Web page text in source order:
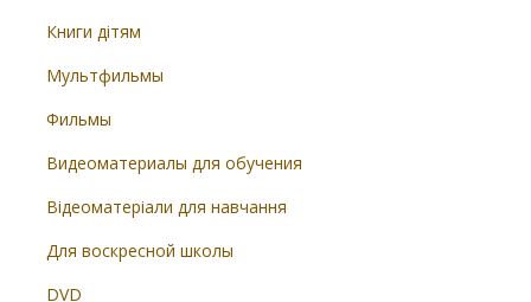
Книги дітям
Мультфильмы
Фильмы
Видеоматериалы для обучения
Відеоматеріали для навчання
Для воскресной школы
DVD